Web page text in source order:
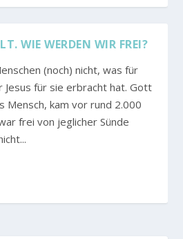
WIE WERDEN WIR FREI?
(noch) nicht, was für
für sie erbracht hat. Gott
Mensch, kam vor rund 2.000
frei von jeglicher Sünde